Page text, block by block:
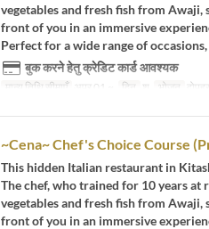
vegetables and fresh fish from
front of you in an immersive
Perfect for a wide range of
बुक करने हेतु क्रेडिट कार्ड आवश्यक
मान्य तिथि सीमाएँ अप्र 01 ~ दिन श भोजन
~Cena~ Chef's Choice Course
This hidden Italian restaurant in
The chef, who trained for 10 years at
vegetables and fresh fish from
front of you in an immersive